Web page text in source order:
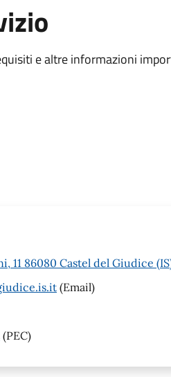
e altre informazioni
11 86080 Castel del Giudice
(Email)
(PEC)